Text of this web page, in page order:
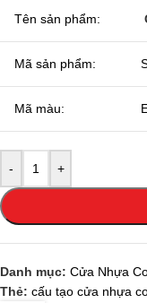
Tên sản phẩm:
Mã sản phẩm:
Mã màu:
- +
Danh mục: Cửa Nhựa
Thẻ: cấu tạo cửa nhựa